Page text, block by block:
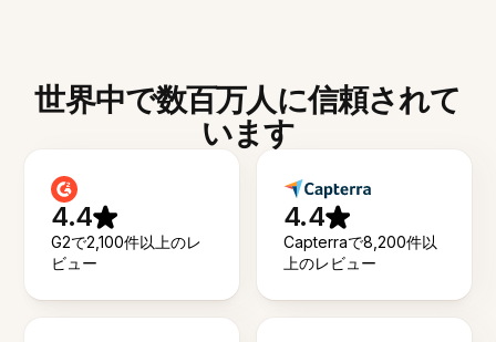
世界中で数百万人に信頼されて
います
4.4
G2で2,100件以上のレ
ビュー
4.4
Capterraで8,200件以
上のレビュー